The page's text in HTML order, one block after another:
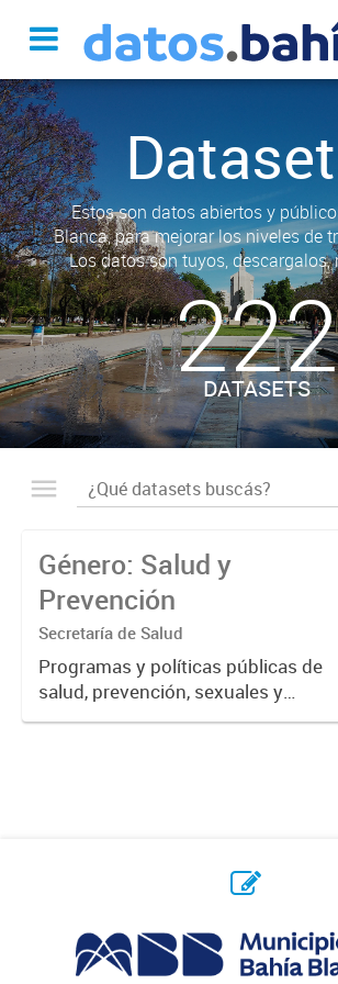
Estos son datos abiertos y
Blanca, para mejorar los niveles de
Los datos son tuyos, descargalos,
222
DATASETS
Género: Salud y
Prevención
Secretaría de Salud
Programas y políticas públicas de
salud, prevención, sexuales y
reproductivas.